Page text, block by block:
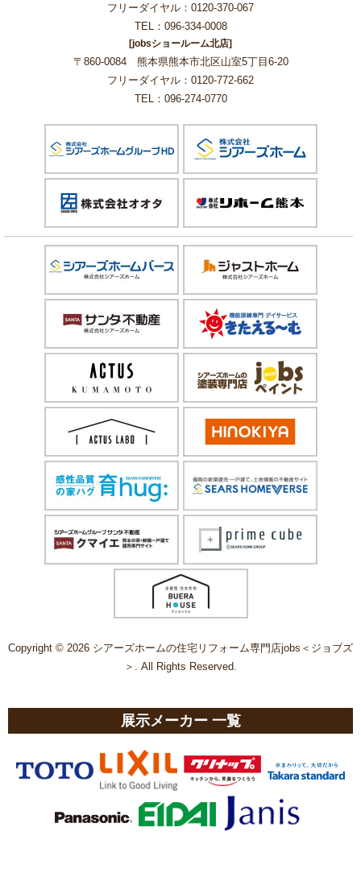
フリーダイヤル：0120-370-067
TEL：096-334-0008
[jobsショールーム北店]
〒860-0084 熊本県熊本市北区山室5丁目6-20
フリーダイヤル：0120-772-662
TEL：096-274-0770
Copyright © 2026 シアーズホームの住宅リフォーム専門店jobs＜ジョブズ
＞. All Rights Reserved.
展示メーカー 一覧